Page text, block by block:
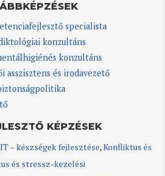
specialista
konzultáns
konzultáns
asszisztens és irodavezető
KÉPZÉSEK
IT – készségek fejlesztése,Konfliktus és
és stressz-kezelési